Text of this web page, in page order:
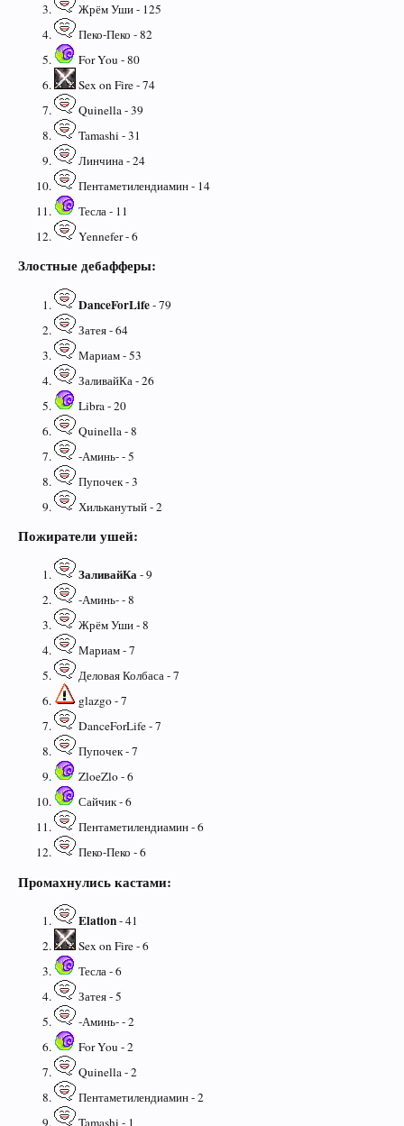
Жрём Уши - 125
Пеко-Пеко - 82
For You - 80
Sex on Fire - 74
Quinella - 39
Tamashi - 31
Линчина - 24
Пентаметилендиамин - 14
Тесла - 11
Yennefer - 6
Злостные дебафферы:
DanceForLife- 79
Затея - 64
Мариам - 53
ЗаливайКа - 26
Libra - 20
Quinella - 8
-Аминь- - 5
Пупочек - 3
Хильканутый - 2
Пожиратели ушей:
ЗаливайКа- 9
-Аминь- - 8
Жрём Уши - 8
Мариам - 7
Деловая Колбаса - 7
glazgo - 7
DanceForLife - 7
Пупочек - 7
ZloeZlo - 6
Сайчик - 6
Пентаметилендиамин - 6
Пеко-Пеко - 6
Промахнулись кастами:
Elation- 41
Sex on Fire - 6
Тесла - 6
Затея - 5
-Аминь- - 2
For You - 2
Quinella - 2
Пентаметилендиамин - 2
Tamashi - 1